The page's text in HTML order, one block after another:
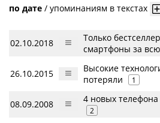
по дате / упоминаниям в текстах
02.10.2018
Только
смартфоны за
26.10.2015
Высокие
потеряли
1
08.09.2008 4 новых
2